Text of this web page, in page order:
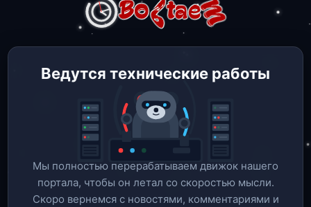
Ведутся технические работы
Мы полностью перерабатываем движок нашего
портала, чтобы он летал со скоростью мысли.
Скоро вернемся c новостями, комментариями и